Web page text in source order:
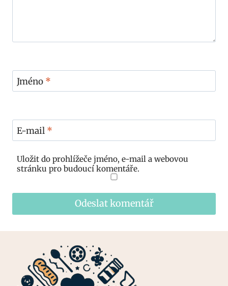
Jméno *
E-mail *
Uložit do prohlížeče jméno, e-mail a webovou
stránku pro budoucí komentáře.